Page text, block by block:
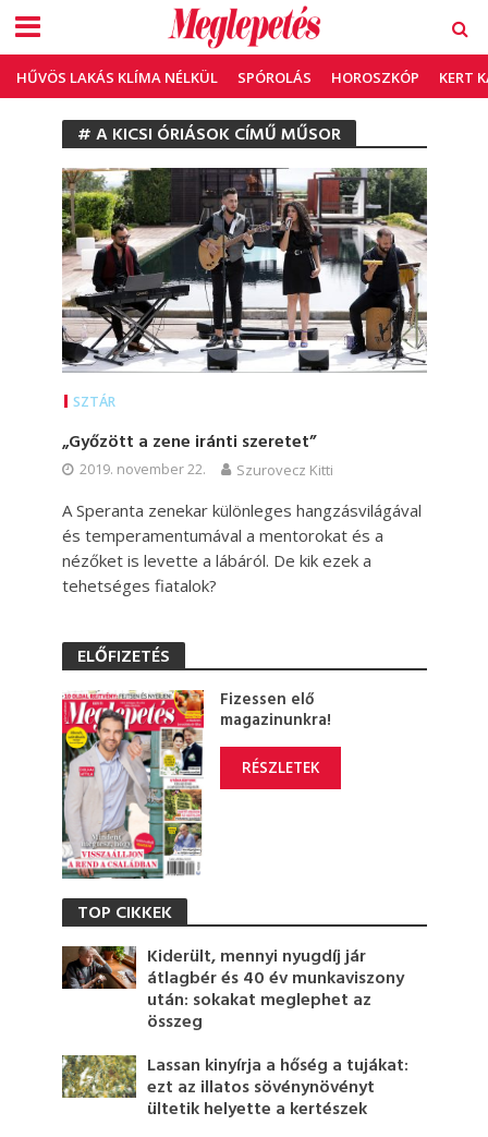
HŰVÖS LAKÁS KLÍMA NÉLKÜL SPÓROLÁS HOROSZKÓP KERT
# A KICSI ÓRIÁSOK CÍMŰ MŰSOR
SZTÁR
„Győzött a zene iránti szeretet”
2019. november 22. Szurovecz Kitti
A Speranta zenekar különleges hangzásvilágával
és temperamentumával a mentorokat és a
nézőket is levette a lábáról. De kik ezek a
tehetséges fiatalok?
ELŐFIZETÉS
Fizessen elő
magazinunkra!
RÉSZLETEK
TOP CIKKEK
Kiderült, mennyi nyugdíj jár
átlagbér és 40 év munkaviszony
után: sokakat meglephet az
összeg
Lassan kinyírja a hőség a tujákat:
ezt az illatos sövénynövényt
ültetik helyette a kertészek